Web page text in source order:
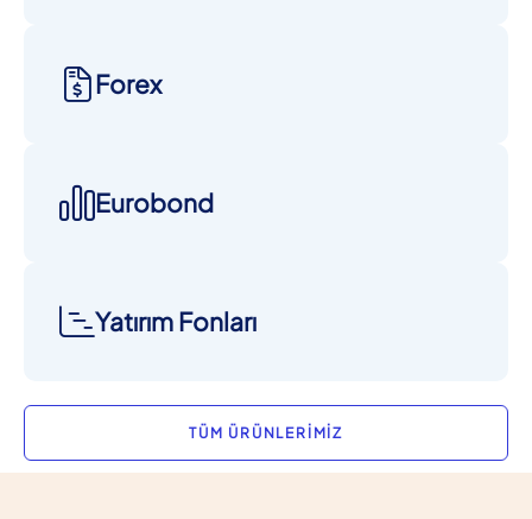
Forex
Eurobond
Yatırım Fonları
TÜM ÜRÜNLERİMİZ